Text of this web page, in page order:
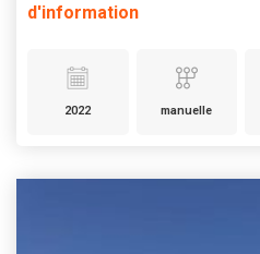
d'information
2022 manuelle